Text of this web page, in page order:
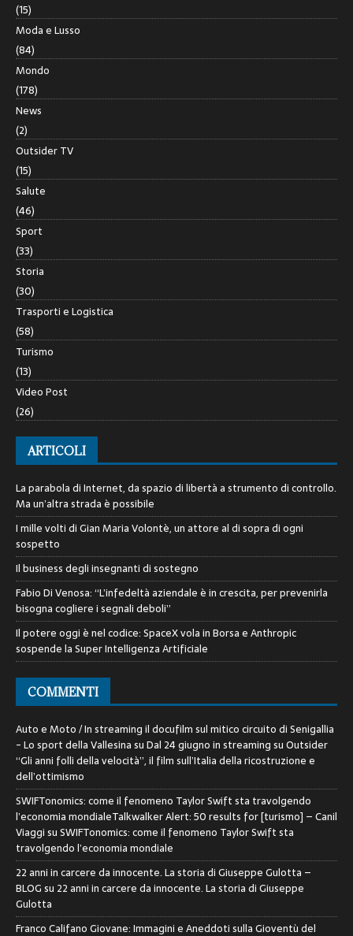
(15)
Moda e Lusso
(84)
Mondo
(178)
News
(2)
Outsider TV
(15)
Salute
(46)
Sport
(33)
Storia
(30)
Trasporti e Logistica
(58)
Turismo
(13)
Video Post
(26)
ARTICOLI
La parabola di Internet, da spazio di libertà a strumento di controllo.
Ma un’altra strada è possibile
I mille volti di Gian Maria Volontè, un attore al di sopra di ogni
sospetto
Il business degli insegnanti di sostegno
Fabio Di Venosa: “L’infedeltà aziendale è in crescita, per prevenirla
bisogna cogliere i segnali deboli”
Il potere oggi è nel codice: SpaceX vola in Borsa e Anthropic
sospende la Super Intelligenza Artificiale
COMMENTI
Auto e Moto / In streaming il docufilm sul mitico circuito di Senigallia
- Lo sport della VallesinasuDal 24 giugno in streaming su Outsider
“Gli anni folli della velocità”, il film sull’Italia della ricostruzione e
dell’ottimismo
SWIFTonomics: come il fenomeno Taylor Swift sta travolgendo
l’economia mondialeTalkwalker Alert: 50 results for [turismo] – Canil
ViaggisuSWIFTonomics: come il fenomeno Taylor Swift sta
travolgendo l’economia mondiale
22 anni in carcere da innocente. La storia di Giuseppe Gulotta –
BLOGsu 22 anni in carcere da innocente. La storia di Giuseppe
Gulotta
Franco Califano Giovane: Immagini e Aneddoti sulla Gioventù del